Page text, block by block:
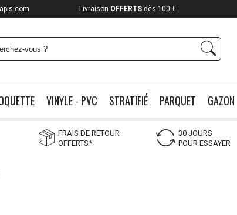
VINYLE - PVC STRATIFIÉ PARQUET GAZON
FRAIS DE RETOUR
OFFERTS*
30 JOURS
POUR ESSAYER
Payez jusqu'à12x